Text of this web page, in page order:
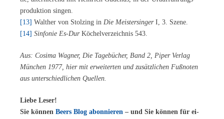
pro­duk­ti­on singen.
[13] Walt­her von Stolz­ing in Die Meis­ter­sin­gerI, 3. Szene.
[14] Sin­fo­nie Es-DurKö­chel­ver­zeich­nis 543.
Aus: Co­si­ma Wag­ner, Die Ta­ge­bü­cher, Band 2, Pi­per Ver­lag
Mün­chen 1977, hier mit er­wei­ter­ten und zu­sätz­li­chen Fuß­no­ten
aus un­ter­schied­li­chen Quellen.
Lie­be Leser!
Sie kön­nen Beers Blog abon­nie­ren – und Sie kön­nen für ei­